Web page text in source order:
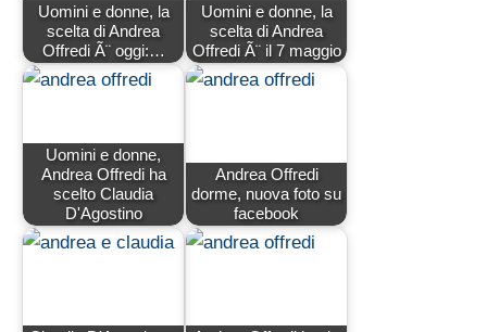
Uomini e donne, la
scelta di Andrea
Offredi Ã¨ oggi:…
Uomini e donne, la
scelta di Andrea
Offredi Ã¨ il 7 maggio
Uomini e donne,
Andrea Offredi ha
scelto Claudia
D'Agostino
Andrea Offredi
dorme, nuova foto su
facebook